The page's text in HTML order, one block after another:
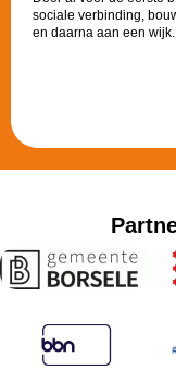
sociale verbinding,
en daarna aan een wijk.